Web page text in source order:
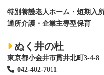
特別養護老人ホーム ・短期入
通所介護・企業主導型保育
ぬく井の杜
東京都小金井市貫井北町3-4-8
042-402-7011